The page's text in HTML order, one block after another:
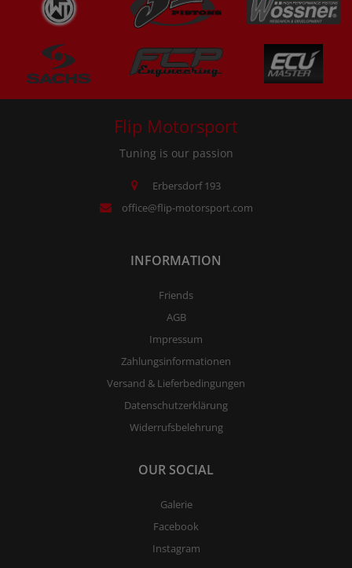
Flip Motorsport
Tuning is our passion
Erbersdorf 193
office@flip-motorsport.com
INFORMATION
Friends
AGB
Impressum
Zahlungsinformationen
Versand & Lieferbedingungen
Datenschutzerklärung
Widerrufsbelehrung
OUR SOCIAL
Galerie
Facebook
Instagram